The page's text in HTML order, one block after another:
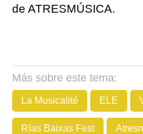
de ATRESMÚSICA.
Más sobre este tema:
La Musicalité ELE
Rías Baixas Fest